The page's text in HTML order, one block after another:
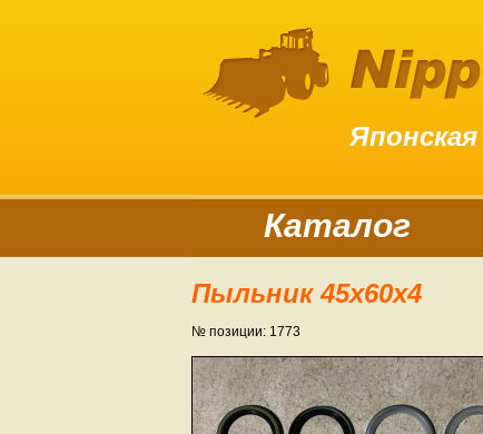
Каталог
Пыльник 45х60х4
№ позиции: 1773